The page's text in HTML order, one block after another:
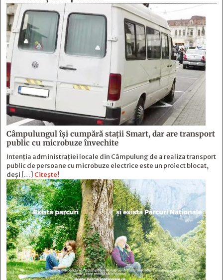
Câmpulungul îşi cumpără staţii Smart, dar are transport
public cu microbuze învechite
Intenția administrației locale din Câmpulung de a realiza transport
public de persoane cu microbuze electrice este un proiect blocat,
deși […] Citește!